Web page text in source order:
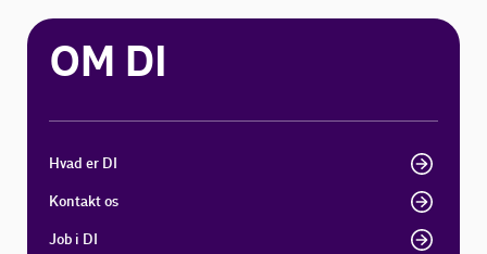
OM DI
Hvad er DI
Kontakt os
Job i DI